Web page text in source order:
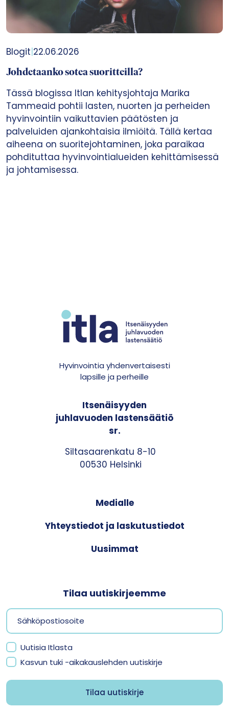
Blogit|22.06.2026
Johdetaanko sotea suoritteilla?
Tässä blogissa Itlan kehitysjohtaja Marika
Tammeaid pohtii lasten, nuorten ja perheiden
hyvinvointiin vaikuttavien päätösten ja
palveluiden ajankohtaisia ilmiöitä. Tällä kertaa
aiheena on suoritejohtaminen, joka paraikaa
pohdituttaa hyvinvointialueiden kehittämisessä
ja johtamisessa.
Hyvinvointia yhdenvertaisesti
lapsille ja perheille
Itsenäisyyden
juhlavuoden lastensäätiö
sr.
Siltasaarenkatu 8-10
00530 Helsinki
Medialle
Yhteystiedot ja laskutustiedot
Uusimmat
Tilaa uutiskirjeemme
Uutisia Itlasta
Kasvun tuki -aikakauslehden uutiskirje